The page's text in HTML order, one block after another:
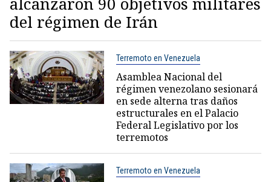
del régimen de Irán
Terremoto en Venezuela
Asamblea Nacional del
régimen venezolano sesionará
en sede alterna tras daños
estructurales en el Palacio
Federal Legislativo por los
terremotos
Terremoto en Venezuela